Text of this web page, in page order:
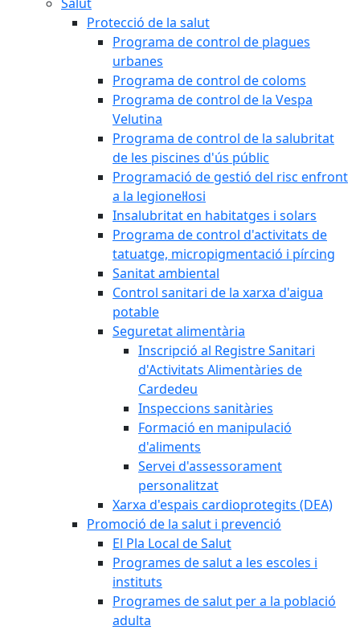
Protecció de la salut
Programa de control de plagues
urbanes
Programa de control de coloms
Programa de control de la Vespa
Velutina
Programa de control de la salubritat
de les piscines d'ús públic
Programació de gestió del risc enfront
a la legionel·losi
Insalubritat en habitatges i solars
Programa de control d'activitats de
tatuatge, micropigmentació i pírcing
Sanitat ambiental
Control sanitari de la xarxa d'aigua
potable
Seguretat alimentària
Inscripció al Registre Sanitari
d'Activitats Alimentàries de
Cardedeu
Inspeccions sanitàries
Formació en manipulació
d'aliments
Servei d'assessorament
personalitzat
Xarxa d'espais cardioprotegits (DEA)
Promoció de la salut i prevenció
El Pla Local de Salut
Programes de salut a les escoles i
instituts
Programes de salut per a la població
adulta